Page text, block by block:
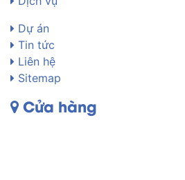
Dự án
Tin tức
Liên hệ
Sitemap
Cửa hàng